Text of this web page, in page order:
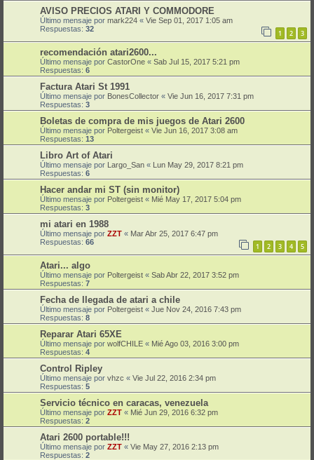
AVISO PRECIOS ATARI Y COMMODORE
Último mensaje por mark224 « Vie Sep 01, 2017 1:05 am
Respuestas: 32 1 2 3
recomendación atari2600...
Último mensaje por CastorOne « Sab Jul 15, 2017 5:21 pm
Respuestas: 6
Factura Atari St 1991
Último mensaje por BonesCollector « Vie Jun 16, 2017 7:31 pm
Respuestas: 3
Boletas de compra de mis juegos de Atari 2600
Último mensaje por Poltergeist « Vie Jun 16, 2017 3:08 am
Respuestas: 13
Libro Art of Atari
Último mensaje por Largo_San « Lun May 29, 2017 8:21 pm
Respuestas: 6
Hacer andar mi ST (sin monitor)
Último mensaje por Poltergeist « Mié May 17, 2017 5:04 pm
Respuestas: 3
mi atari en 1988
Último mensaje por ZZT « Mar Abr 25, 2017 6:47 pm
Respuestas: 66 1 2 3 4 5
Atari... algo
Último mensaje por Poltergeist « Sab Abr 22, 2017 3:52 pm
Respuestas: 7
Fecha de llegada de atari a chile
Último mensaje por Poltergeist « Jue Nov 24, 2016 7:43 pm
Respuestas: 8
Reparar Atari 65XE
Último mensaje por wolfCHILE « Mié Ago 03, 2016 3:00 pm
Respuestas: 4
Control Ripley
Último mensaje por vhzc « Vie Jul 22, 2016 2:34 pm
Respuestas: 5
Servicio técnico en caracas, venezuela
Último mensaje por ZZT « Mié Jun 29, 2016 6:32 pm
Respuestas: 2
Atari 2600 portable!!!
Último mensaje por ZZT « Vie May 27, 2016 2:13 pm
Respuestas: 2